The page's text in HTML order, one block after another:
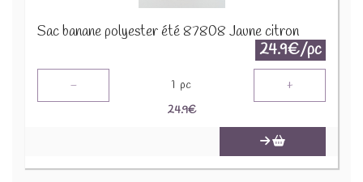
Sac banane polyester été 87808 Jaune citron
24.9€/pc
- 1 pc +
24.9€